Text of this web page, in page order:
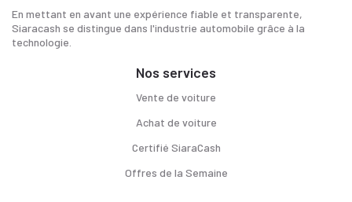
En mettant en avant une expérience fiable et transparente,
Siaracash se distingue dans l'industrie automobile grâce à la
technologie.
Nos services
Vente de voiture
Achat de voiture
Certifié SiaraCash
Offres de la Semaine